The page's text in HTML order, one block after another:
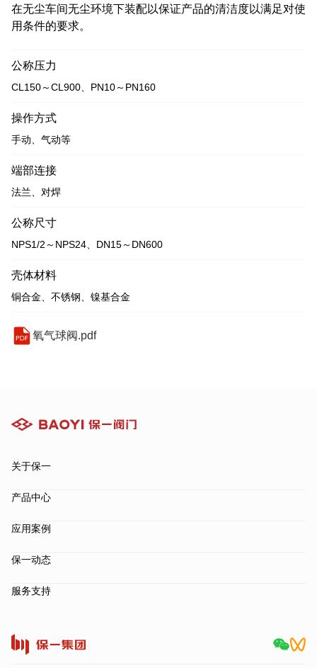
在无尘车间无尘环境下装配以保证产品的清洁度以满足对使
用条件的要求。
公称压力
CL150～CL900、PN10～PN160
操作方式
手动、气动等
端部连接
法兰、对焊
公称尺寸
NPS1/2～NPS24、DN15～DN600
壳体材料
铜合金、不锈钢、镍基合金
氧气球阀.pdf
关于保一
产品中心
应用案例
保一动态
服务支持